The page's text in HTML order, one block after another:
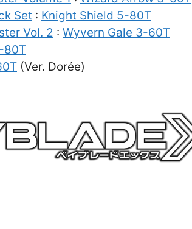
Set : Knight Shield 5-80T
Vol. 2 : Wyvern Gale 3-60T
80T
(Ver. Dorée)